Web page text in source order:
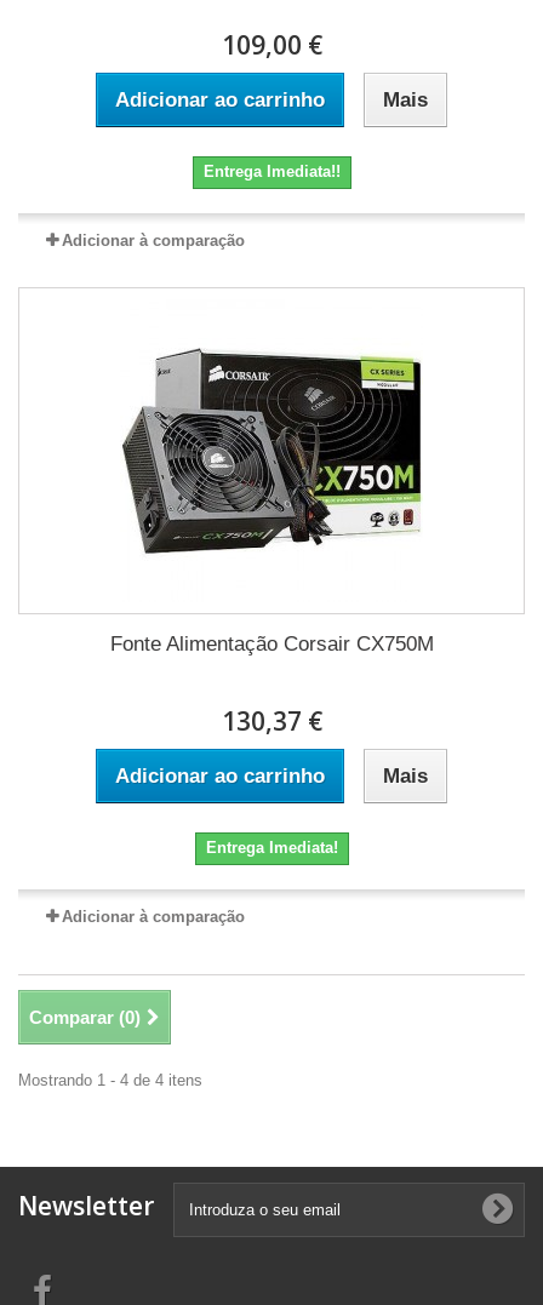
109,00 €
Adicionar ao carrinho Mais
Entrega Imediata!!
Adicionar à comparação
Fonte Alimentação Corsair CX750M
130,37 €
Adicionar ao carrinho Mais
Entrega Imediata!
Adicionar à comparação
Comparar (0)
Mostrando 1 - 4 de 4 itens
Newsletter